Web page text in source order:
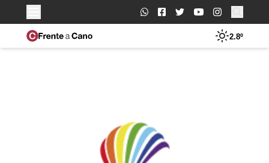
Buscar:
2.8º